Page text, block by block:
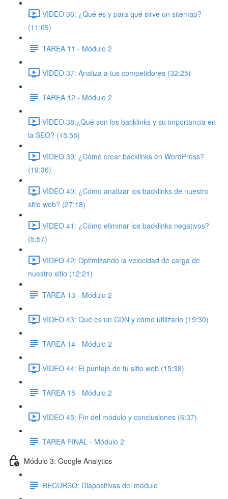
VIDEO 36: ¿Qué es y para qué sirve un sitemap?
(11:09)
TAREA 11 - Módulo 2
VIDEO 37: Analiza a tus competidores (32:25)
TAREA 12 - Módulo 2
VIDEO 38:¿Qué son los backlinks y su importancia en
la SEO? (15:55)
VIDEO 39: ¿Cómo crear backlinks en WordPress?
(19:36)
VIDEO 40: ¿Cómo analizar los backlinks de nuestro
sitio web? (27:18)
VIDEO 41: ¿Cómo eliminar los backlinks negativos?
(5:57)
VIDEO 42: Optimizando la velocidad de carga de
nuestro sitio (12:21)
TAREA 13 - Módulo 2
VIDEO 43: Qué es un CDN y cómo utilizarlo (19:30)
TAREA 14 - Módulo 2
VIDEO 44: El puntaje de tu sitio web (15:38)
TAREA 15 - Módulo 2
VIDEO 45: Fin del módulo y conclusiones (6:37)
TAREA FINAL - Módulo 2
Módulo 3: Google Analytics
RECURSO: Diapositivas del módulo